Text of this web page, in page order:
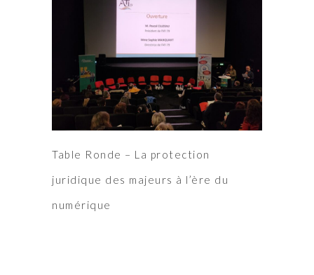
Table Ronde – La protection
juridique des majeurs à l’ère du
numérique